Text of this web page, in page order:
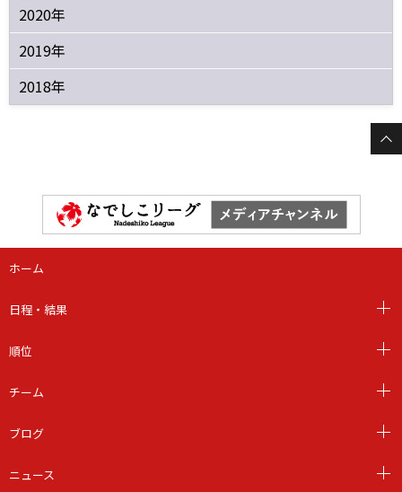
2020年
2019年
2018年
ホーム
日程・結果
順位
チーム
ブログ
ニュース